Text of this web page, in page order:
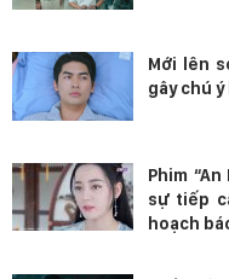
Mới lên
gây chú
Phim
sự tiếp
hoạch